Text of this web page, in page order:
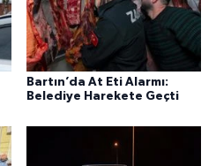
Bartın’da At Eti Alarmı:
Belediye Harekete Geçti